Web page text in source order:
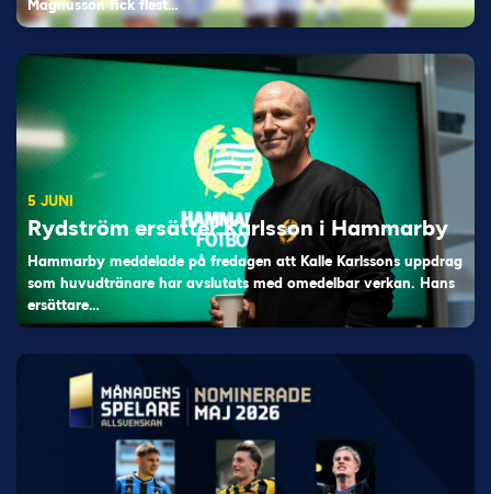
Magnusson fick flest…
5 JUNI
Rydström ersätter Karlsson i Hammarby
Hammarby meddelade på fredagen att Kalle Karlssons uppdrag
som huvudtränare har avslutats med omedelbar verkan. Hans
ersättare…